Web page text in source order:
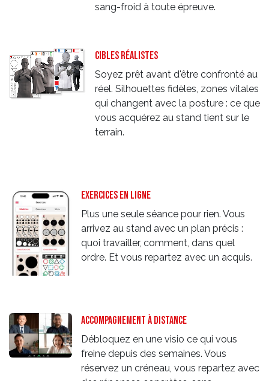
sang-froid à toute épreuve.
cibles réalistes
Soyez prêt avant d'être confronté au
réel. Silhouettes fidèles, zones vitales
qui changent avec la posture : ce que
vous acquérez au stand tient sur le
terrain.
Exercices en ligne
Plus une seule séance pour rien. Vous
arrivez au stand avec un plan précis :
quoi travailler, comment, dans quel
ordre. Et vous repartez avec un acquis.
accompagnement à distance
Débloquez en une visio ce qui vous
freine depuis des semaines. Vous
réservez un créneau, vous repartez avec